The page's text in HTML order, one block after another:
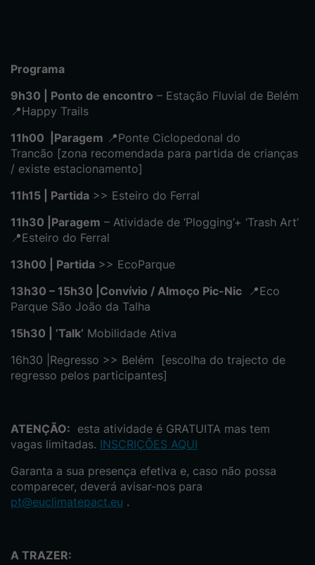
Programa
9h30 | Ponto de encontro – Estação Fluvial de Belém
📍Happy Trails
11h00 |Paragem 📍Ponte Ciclopedonal do
Trancão [zona recomendada para partida de crianças
/ existe estacionamento]
11h15 | Partida >> Esteiro do Ferral
11h30 |Paragem – Atividade de ‘Plogging’+ ‘Trash Art’
📍Esteiro do Ferral
13h00 | Partida >> EcoParque
13h30 – 15h30 |Convívio / Almoço Pic-Nic 📍Eco
Parque São João da Talha
15h30 | ’Talk’ Mobilidade Ativa
16h30 |Regresso >> Belém [escolha do trajecto de
regresso pelos participantes]
ATENÇÃO: esta atividade é GRATUITA mas tem
vagas limitadas. INSCRIÇÕES AQUI
Garanta a sua presença efetiva e, caso não possa
comparecer, deverá avisar-nos para
pt@euclimatepact.eu .
A TRAZER: